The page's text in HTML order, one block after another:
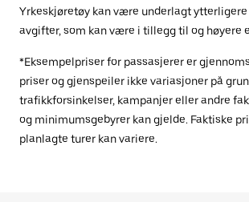
Yrkeskjøretøy kan være underlagt
avgifter, som kan være i tillegg til og høyere
*Eksempelpriser for passasjerer er
priser og gjenspeiler ikke variasjoner på
trafikkforsinkelser, kampanjer eller andre
og minimumsgebyrer kan gjelde. Faktiske
planlagte turer kan variere.